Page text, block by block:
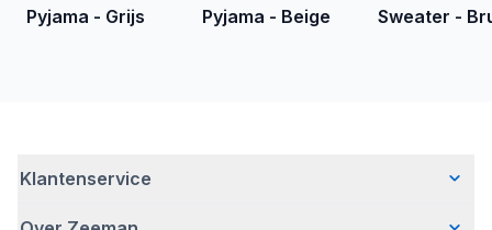
Pyjama - Grijs Pyjama - Beige Sweater -
Klantenservice